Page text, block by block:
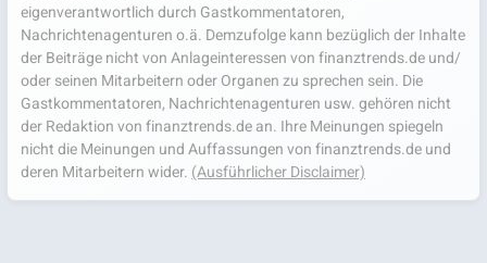
eigenverantwortlich durch Gastkommentatoren,
Nachrichtenagenturen o.ä. Demzufolge kann bezüglich der Inhalte
der Beiträge nicht von Anlageinteressen von finanztrends.de und/
oder seinen Mitarbeitern oder Organen zu sprechen sein. Die
Gastkommentatoren, Nachrichtenagenturen usw. gehören nicht
der Redaktion von finanztrends.de an. Ihre Meinungen spiegeln
nicht die Meinungen und Auffassungen von finanztrends.de und
deren Mitarbeitern wider. (Ausführlicher Disclaimer)